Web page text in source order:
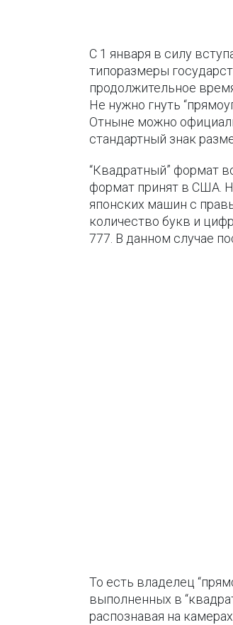
С 1 января в силу
типоразмеры
продолжительное
Не нужно гнуть
Отныне можно
стандартный знак
“Квадратный” формат
формат принят в США.
японских машин с
количество букв и
777. В данном случае
То есть владелец
выполненных в
распознавая на